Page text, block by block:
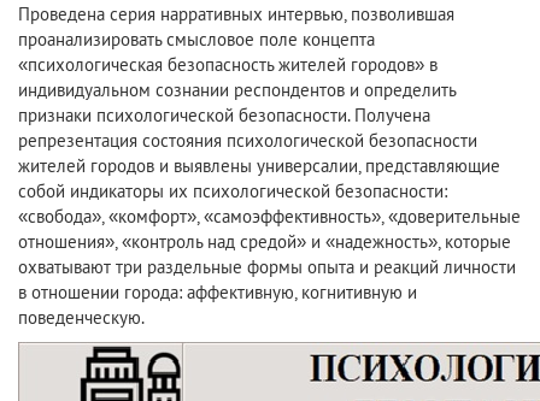
Проведена серия нарративных интервью, позволившая
проанализировать смысловое поле концепта
«психологическая безопасность жителей городов» в
индивидуальном сознании респондентов и определить
признаки психологической безопасности. Получена
репрезентация состояния психологической безопасности
жителей городов и выявлены универсалии, представляющие
собой индикаторы их психологической безопасности:
«свобода», «комфорт», «самоэффективность», «доверительные
отношения», «контроль над средой» и «надежность», которые
охватывают три раздельные формы опыта и реакций личности
в отношении города: аффективную, когнитивную и
поведенческую.